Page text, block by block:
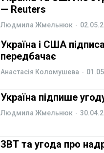
— Reuters
Людмила Жмельнюк -
Україна і США
передбачає
Анастасія Коломушева -
Україна підпише
Людмила Жмельнюк -
ЗВТ та угода про